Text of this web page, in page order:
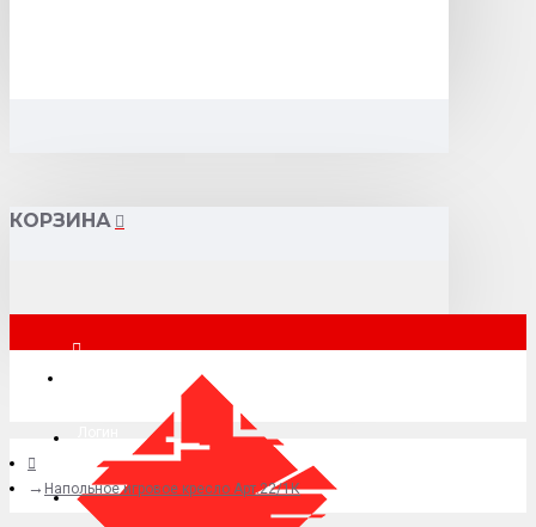
КОРЗИНА
+7 (495) 015-41-41
Напольное игровое кресло Арт.22/1К